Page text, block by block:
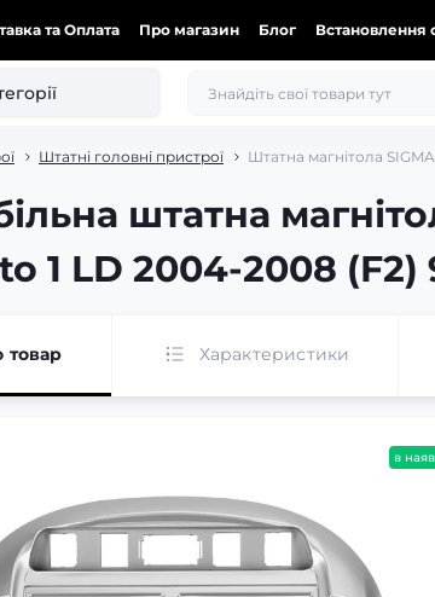
та Оплата Про магазин Блог Встановлення
Штатні головні пристрої Штатна магнітола
штатна
1 LD 2004-2008
товар Характеристики
в